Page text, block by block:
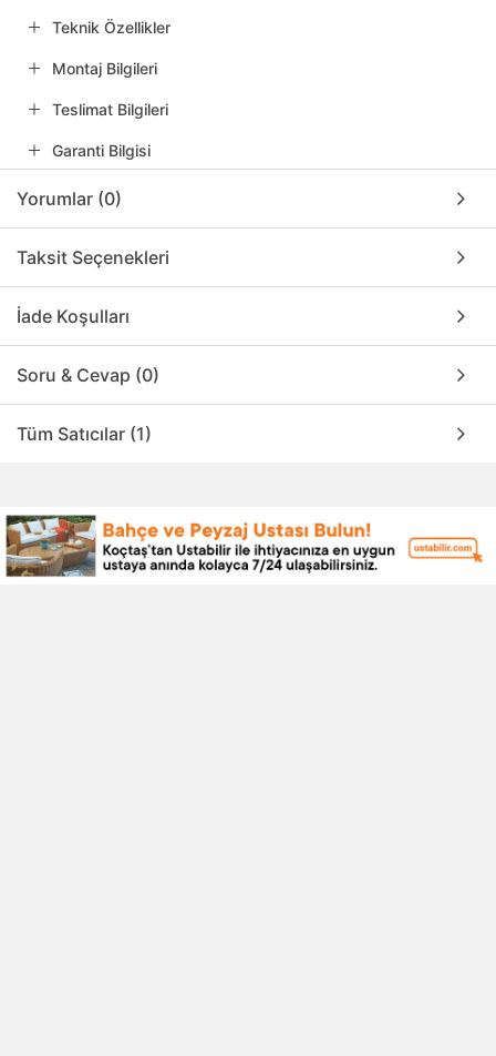
Teknik Özellikler
Montaj Bilgileri
Teslimat Bilgileri
Garanti Bilgisi
Yorumlar (0)
Taksit Seçenekleri
İade Koşulları
Soru & Cevap (0)
Tüm Satıcılar (1)